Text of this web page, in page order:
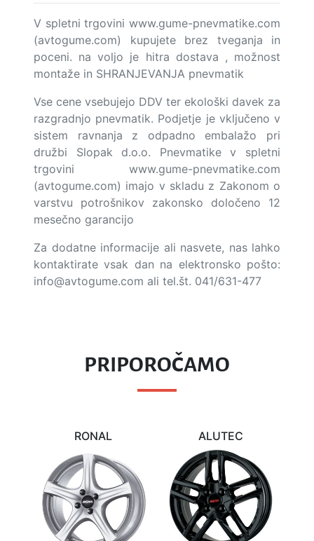
V spletni trgovini www.gume-pnevmatike.com
(avtogume.com) kupujete brez tveganja in
poceni. na voljo je hitra dostava , možnost
montaže in SHRANJEVANJA pnevmatik
Vse cene vsebujejo DDV ter ekološki davek za
razgradnjo pnevmatik. Podjetje je vključeno v
sistem ravnanja z odpadno embalažo pri
družbi Slopak d.o.o. Pnevmatike v spletni
trgovini www.gume-pnevmatike.com
(avtogume.com) imajo v skladu z Zakonom o
varstvu potrošnikov zakonsko določeno 12
mesečno garancijo
Za dodatne informacije ali nasvete, nas lahko
kontaktirate vsak dan na elektronsko pošto:
info@avtogume.com ali tel.št. 041/631-477
PRIPOROČAMO
RONAL ALUTEC